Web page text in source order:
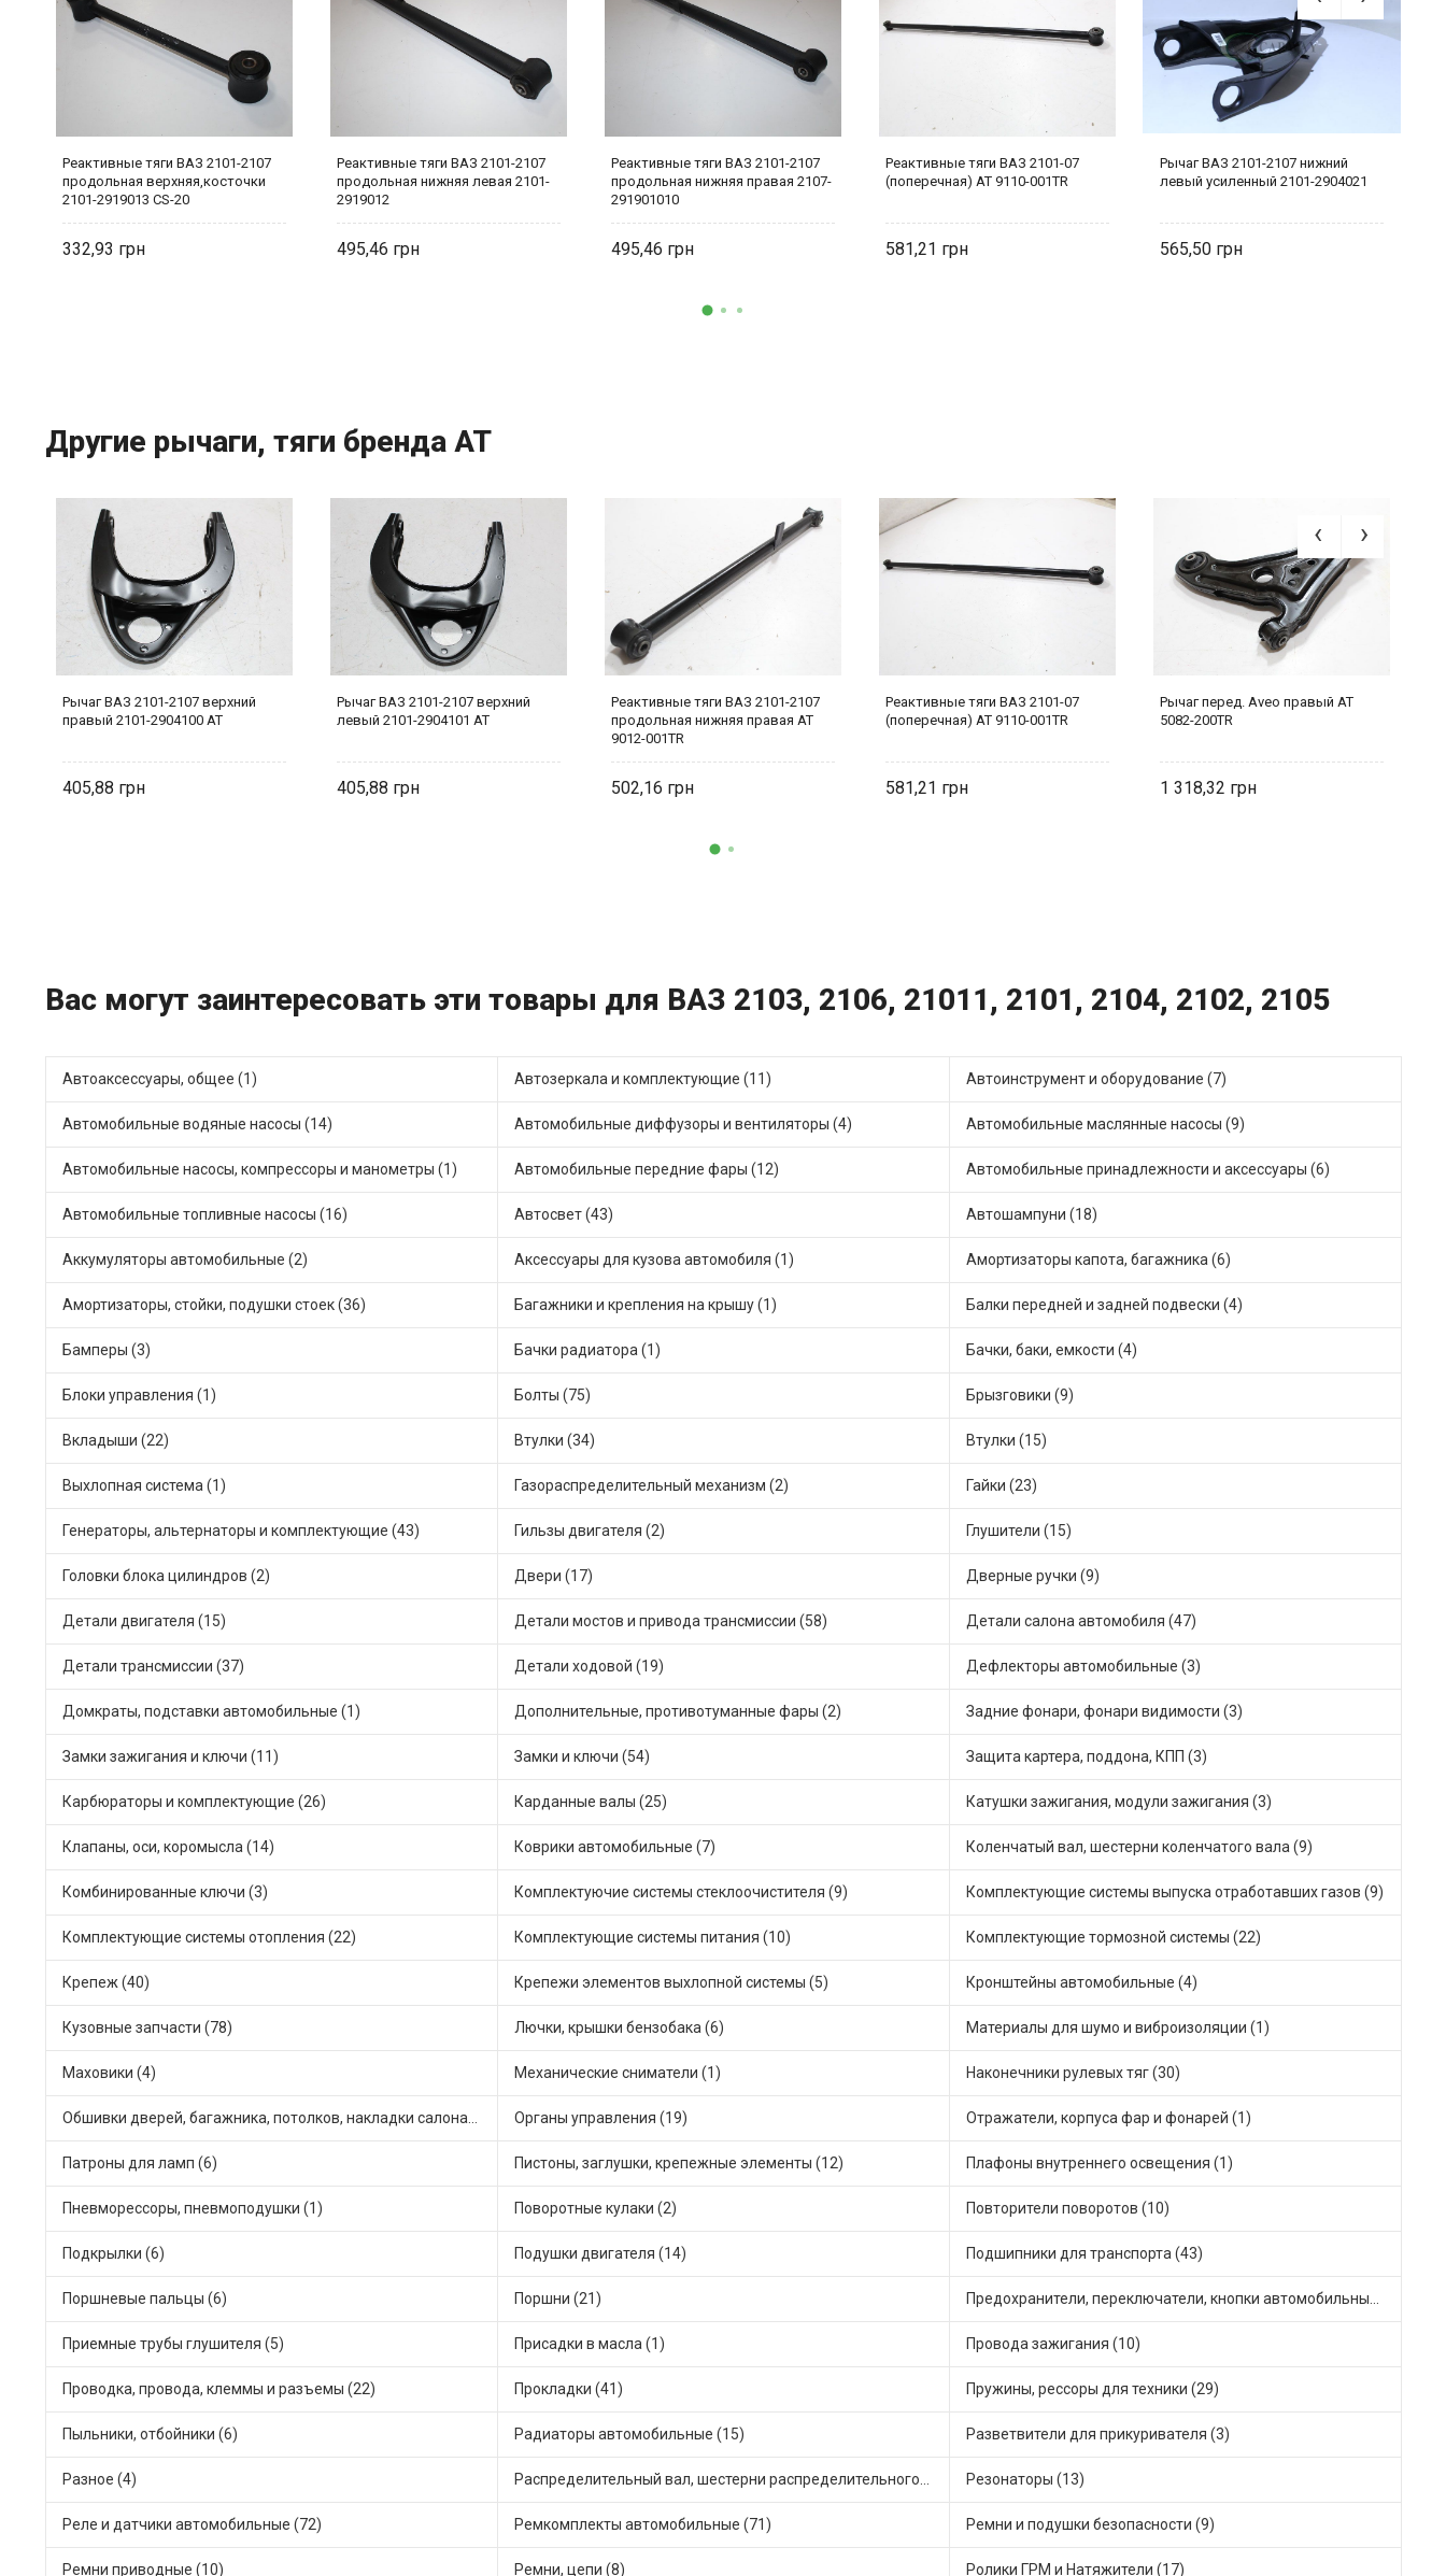
Реактивные тяги ВАЗ 2101-2107
продольная верхняя,косточки
2101-2919013 CS-20
332,93
Реактивные тяги ВАЗ 2101-2107
продольная нижняя левая 2101-
2919012
495,46
Реактивные тяги ВАЗ 2101-2107
продольная нижняя правая 2107-
291901010
495,46
Реактивные тяги ВАЗ 2101-07
(поперечная) AT 9110-001TR
581,21
Рычаг ВАЗ 2101-2107 нижний
левый усиленный 2101-2904021
565,50
Другие рычаги, тяги бренда AT
Рычаг ВАЗ 2101-2107 верхний
правый 2101-2904100 AT
405,88
Рычаг ВАЗ 2101-2107 верхний
левый 2101-2904101 AT
405,88
Реактивные тяги ВАЗ 2101-2107
продольная нижняя правая AT
9012-001TR
502,16
Реактивные тяги ВАЗ 2101-07
(поперечная) AT 9110-001TR
581,21
Рычаг перед. Aveo правый AT
5082-200TR
1 318,32
Вас могут заинтересовать эти товары для ВАЗ 2103, 2106, 21011, 2101, 2104, 2102, 2105
Автоаксессуары, общее (1) Автозеркала и комплектующие (11) Автоинструмент и оборудование (7)
Автомобильные водяные насосы (14) Автомобильные диффузоры и вентиляторы (4) Автомобильные маслянные насосы (9)
Автомобильные насосы, компрессоры и манометры (1) Автомобильные передние фары (12) Автомобильные принадлежности и аксессуары (6)
Автомобильные топливные насосы (16) Автосвет (43) Автошампуни (18)
Аккумуляторы автомобильные (2) Аксессуары для кузова автомобиля (1) Амортизаторы капота, багажника (6)
Амортизаторы, стойки, подушки стоек (36) Багажники и крепления на крышу (1) Балки передней и задней подвески (4)
Бамперы (3) Бачки радиатора (1) Бачки, баки, емкости (4)
Блоки управления (1) Болты (75) Брызговики (9)
Вкладыши (22) Втулки (34) Втулки (15)
Выхлопная система (1) Газораспределительный механизм (2) Гайки (23)
Генераторы, альтернаторы и комплектующие (43) Гильзы двигателя (2) Глушители (15)
Головки блока цилиндров (2) Двери (17) Дверные ручки (9)
Детали двигателя (15) Детали мостов и привода трансмиссии (58) Детали салона автомобиля (47)
Детали трансмиссии (37) Детали ходовой (19) Дефлекторы автомобильные (3)
Домкраты, подставки автомобильные (1) Дополнительные, противотуманные фары (2) Задние фонари, фонари видимости (3)
Замки зажигания и ключи (11) Замки и ключи (54) Защита картера, поддона, КПП (3)
Карбюраторы и комплектующие (26) Карданные валы (25) Катушки зажигания, модули зажигания (3)
Клапаны, оси, коромысла (14) Коврики автомобильные (7) Коленчатый вал, шестерни коленчатого вала (9)
Комбинированные ключи (3) Комплектуючие системы стеклоочистителя (9) Комплектующие системы выпуска отработавших газов (9)
Комплектующие системы отопления (22) Комплектующие системы питания (10) Комплектующие тормозной системы (22)
Крепеж (40) Крепежи элементов выхлопной системы (5) Кронштейны автомобильные (4)
Кузовные запчасти (78) Лючки, крышки бензобака (6) Материалы для шумо и виброизоляции (1)
Маховики (4) Механические сниматели (1) Наконечники рулевых тяг (30)
Органы управления (19) Отражатели, корпуса фар и фонарей (1)
Патроны для ламп (6) Пистоны, заглушки, крепежные элементы (12) Плафоны внутреннего освещения (1)
Пневморессоры, пневмоподушки (1) Поворотные кулаки (2) Повторители поворотов (10)
Подкрылки (6) Подушки двигателя (14) Подшипники для транспорта (43)
Поршневые пальцы (6) Поршни (21)
Приемные трубы глушителя (5) Присадки в масла (1) Провода зажигания (10)
Проводка, провода, клеммы и разъемы (22) Прокладки (41) Пружины, рессоры для техники (29)
Пыльники, отбойники (6) Радиаторы автомобильные (15) Разветвители для прикуривателя (3)
Разное (4) Резонаторы (13)
Реле и датчики автомобильные (72) Ремкомплекты автомобильные (71) Ремни и подушки безопасности (9)
Ремни приводные (10) Ремни, цепи (8) Ролики ГРМ и Натяжители (17)